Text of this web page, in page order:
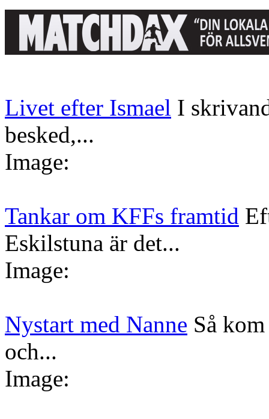
Livet efter Ismael I
besked,...
Image:
Tankar om KFFs framtid
Eskilstuna är det...
Image:
Nystart med Nanne Så
och...
Image: